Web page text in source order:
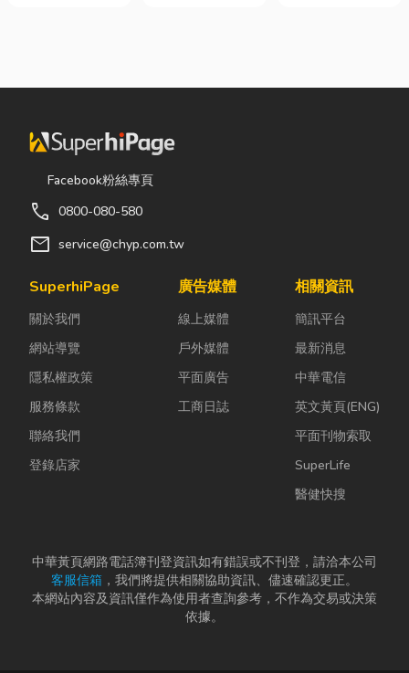
還是每天幫助
衣機，一旦發
生故障，都可
能嚴重影響日
因此，選擇專
業的高雄電器
僅能快速排除
長家電使用壽
命，降...
額高達 42.1
731816）產
戶對扣件精度
日益嚴苛的趨
型機中的關...
混亂的環境
陷： 這是老屋
的致命錯
誤。...
Facebook粉絲專頁
call 0800-080-580
mail service@chyp.com.tw
SuperhiPage
關於我們
網站導覽
隱私權政策
服務條款
聯絡我們
登錄店家
廣告媒體
線上媒體
戶外媒體
平面廣告
工商日誌
相關資訊
簡訊平台
最新消息
中華電信
英文黃頁(ENG)
平面刊物索取
SuperLife
醫健快搜
中華黃頁網路電話簿刊登資訊如有錯誤或不刊登，請洽本公司
客服信箱 ，我們將提供相關協助資訊、儘速確認更正。
本網站內容及資訊僅作為使用者查詢參考，不作為交易或決策
依據。